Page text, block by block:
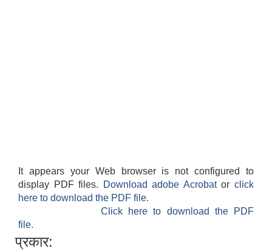
It appears your Web browser is not configured to
display PDF files.
Download adobe Acrobatorclick
here to download the PDF file.
Click here to download the PDF
file.
प्रकार: